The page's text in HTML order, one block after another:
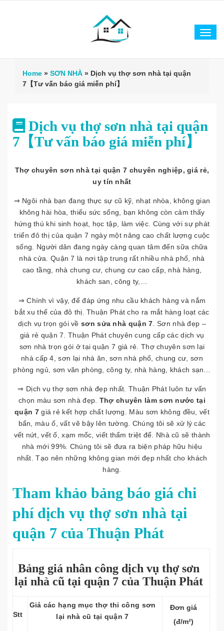
Home » SƠN NHÀ » Dịch vụ thợ sơn nhà tại quận
7【Tư vấn báo giá miễn phí】
Dịch vụ thợ sơn nhà tại quận
7【Tư vấn báo giá miễn phí】
Thợ chuyên sơn nhà tại quận 7 chuyên nghiệp, giá rẻ,
uy tín nhất
⇒ Ngôi nhà bạn đang thực sự cũ kỹ, nhạt nhòa, không gian
không hài hòa, thiếu sức sống, bạn không còn cảm thấy
hứng thú khi sinh hoạt, học tập, làm việc. Cùng với sự phát
triển đô thị của quận 7 ngày một nâng cao chất lượng cuộc
sống. Người dân đang ngày càng quan tâm đến sữa chữa
nhà cửa. Quận 7 là nơi tập trung rất nhiều nhà phố, nhà
cao tầng, nhà chung cư, chung cư cao cấp, nhà hàng,
khách san, công ty,…
⇒ Chính vì vậy, để đáp ứng nhu cầu khách hàng và nắm
bắt xu thế của đô thị. Thuận Phát cho ra mắt hàng loạt các
dịch vụ trọn gói vềsơn sửa nhà quận 7 . Sơn nhà đẹp –
giá rẻ quận 7. Thuận Phát chuyên cung cấp các dịch vụ
sơn nhà trọn gói ở tại quận 7 giá rẻ. Thợ chuyên sơn lại
nhà cấp 4, sơn lại nhà ăn, sơn nhà phố, chung cư, sơn
phòng ngủ, sơn văn phòng, công ty, nhà hàng, khách sạn…
⇒ Dịch vụ thợ sơn nhà đẹp nhất. Thuận Phát luôn tư vấn
chọn màu sơn nhà đẹp. Thợ chuyên làm sơn nước tại
quận 7giá rẻ kết hợp chất lượng. Màu sơn không đều, vết
bẩn, màu ố, vất vẽ bậy lên tường. Chúng tôi sẽ xử lý các
vết nứt, vết ố, xạm mốc, viết thấm triệt để. Nhà cũ sẽ thành
nhà mới 99%. Chúng tôi sẽ đưa ra biện pháp hữu hiệu
nhất. Tạo nên những không gian mới đẹp nhất cho khách
hàng.
Tham khảo bảng báo giá chi
phí dịch vụ thợ sơn nhà tại
quận 7 của Thuận Phát
Bảng giá nhân công dịch vụ thợ sơn
lại nhà cũ tại quận 7 của Thuận Phát
Stt
Giá các hạng mục thợ thi công sơn
lại nhà cũ tại quận 7
Đơn giá
(đ/m²)